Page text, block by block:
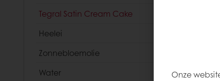
Tegral Satin Cream Cake
Heelei
Zonnebloemolie
Water
Onze